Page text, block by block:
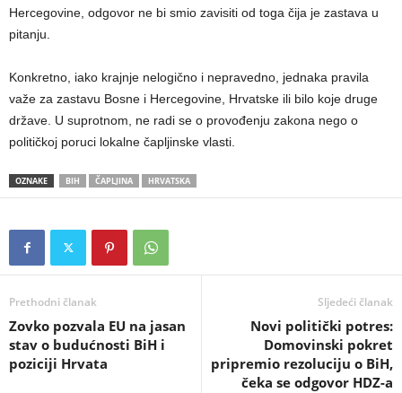
Hercegovine, odgovor ne bi smio zavisiti od toga čija je zastava u
pitanju.
Konkretno, iako krajnje nelogično i nepravedno, jednaka pravila
važe za zastavu Bosne i Hercegovine, Hrvatske ili bilo koje druge
države. U suprotnom, ne radi se o provođenju zakona nego o
političkoj poruci lokalne čapljinske vlasti.
OZNAKE BIH ČAPLJINA HRVATSKA
Prethodni članak
​Zovko pozvala EU na jasan
stav o budućnosti BiH i
poziciji Hrvata
Sljedeći članak
​Novi politički potres:
Domovinski pokret
pripremio rezoluciju o BiH,
čeka se odgovor HDZ-a